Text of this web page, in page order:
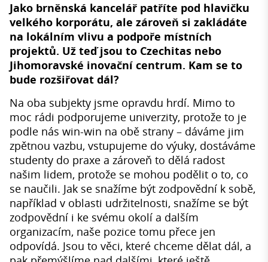
Jako brněnská kancelář patříte pod hlavičku
velkého korporátu, ale zároveň si zakládáte
na lokálním vlivu a podpoře místních
projektů. Už teď jsou to Czechitas nebo
Jihomoravské inovační centrum. Kam se to
bude rozšiřovat dál?
Na oba subjekty jsme opravdu hrdí. Mimo to
moc rádi podporujeme univerzity, protože to je
podle nás win-win na obě strany – dáváme jim
zpětnou vazbu, vstupujeme do výuky, dostáváme
studenty do praxe a zároveň to dělá radost
našim lidem, protože se mohou podělit o to, co
se naučili. Jak se snažíme být zodpovědní k sobě,
například v oblasti udržitelnosti, snažíme se být
zodpovědní i ke svému okolí a dalším
organizacím, naše pozice tomu přece jen
odpovídá. Jsou to věci, které chceme dělat dál, a